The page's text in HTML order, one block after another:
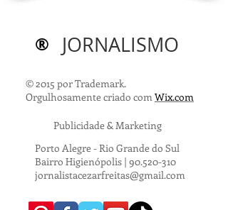
® JORNALISMO
© 2015 por Trademark.
Orgulhosamente criado comWix.com
Publicidade & Marketing
Porto Alegre - Rio Grande do Sul
Bairro Higienópolis | 90.520-310
jornalistacezarfreitas@gmail.com